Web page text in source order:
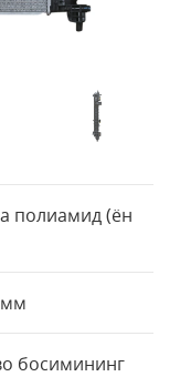
полиамид (ён
мм
босимининг